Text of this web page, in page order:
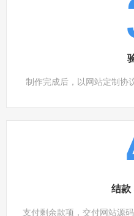
制作完成后，以网站定制协
结款
支付剩余款项，交付网站源